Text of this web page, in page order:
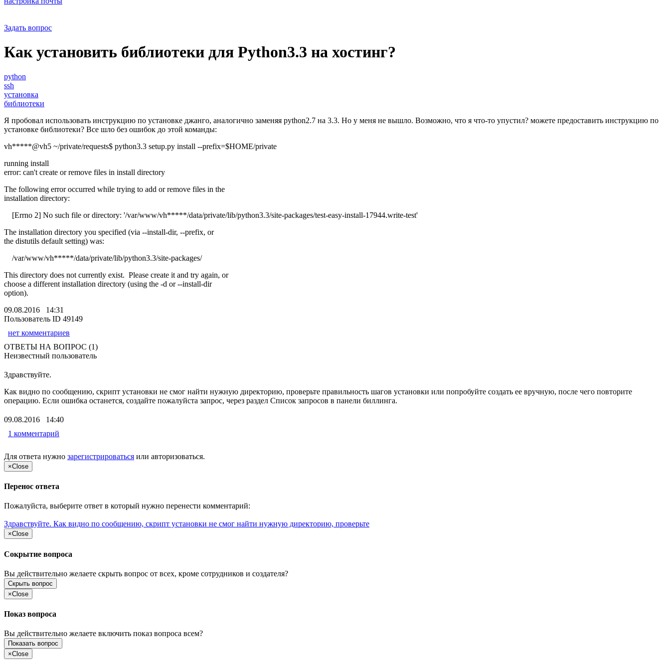
Задать вопрос
Как установить библиотеки для Python3.3 на хостинг?
python
ssh
установка
библиотеки
Я пробовал использовать инструкцию по установке джанго, аналогично заменяя python2.7 на 3.3. Но у меня не вышло. Возможно, что я что-то упустил? можете предоставить инструкцию по
установке библиотеки? Все шло без ошибок до этой команды:
vh*****@vh5 ~/private/requests$ python3.3 setup.py install --prefix=$HOME/private
running install
error: can't create or remove files in install directory
The following error occurred while trying to add or remove files in the
installation directory:
[Errno 2] No such file or directory: '/var/www/vh*****/data/private/lib/python3.3/site-packages/test-easy-install-17944.write-test'
The installation directory you specified (via --install-dir, --prefix, or
the distutils default setting) was:
/var/www/vh*****/data/private/lib/python3.3/site-packages/
This directory does not currently exist. Please create it and try again, or
choose a different installation directory (using the -d or --install-dir
option).
09.08.2016 14:31
Пользователь ID 49149
нет комментариев
ОТВЕТЫ НА ВОПРОС (1)
Неизвестный пользователь
Здравствуйте.
Как видно по сообщению, скрипт установки не смог найти нужную директорию, проверьте правильность шагов установки или попробуйте создать ее вручную, после чего повторите
операцию. Если ошибка останется, создайте пожалуйста запрос, через раздел Список запросов в панели биллинга.
09.08.2016 14:40
1 комментарий
Для ответа нужно зарегистрироваться или авторизоваться.
×Close
Перенос ответа
Пожалуйста, выберите ответ в который нужно перенести комментарий:
Здравствуйте. Как видно по сообщению, скрипт установки не смог найти нужную директорию, проверьте
×Close
Сокрытие вопроса
Вы действительно желаете скрыть вопрос от всех, кроме сотрудников и создателя?
Скрыть вопрос
×Close
Показ вопроса
Вы действительно желаете включить показ вопроса всем?
Показать вопрос
×Close